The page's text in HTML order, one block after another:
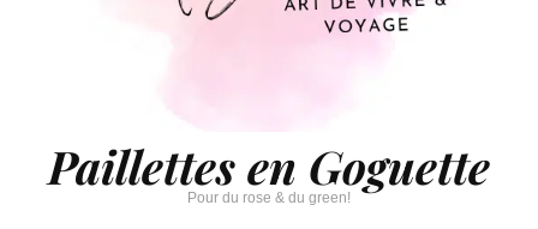
Paillettes en Goguette
Pour du rose & du green!